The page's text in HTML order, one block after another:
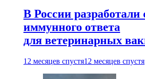
В России
иммунного ответа
для ветеринарных
12 месяцев спустя12 месяцев спустя